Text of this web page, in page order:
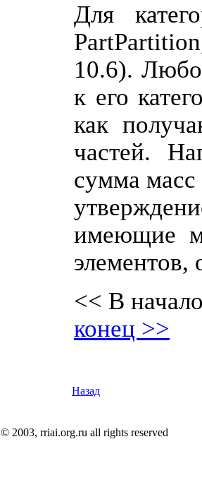
Для
10.6).
к его
как
частей.
сумма масс
имеющие
<< В начало
конец >>
Назад
© 2003, rriai.org.ru all rights reserved